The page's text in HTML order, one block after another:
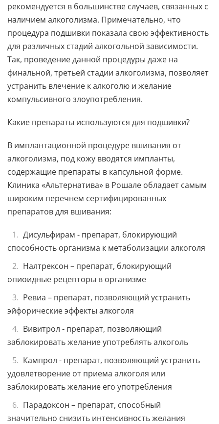
рекомендуется в большинстве случаев, связанных с
наличием алкоголизма. Примечательно, что
процедура подшивки показала свою эффективность
для различных стадий алкогольной зависимости.
Так, проведение данной процедуры даже на
финальной, третьей стадии алкоголизма, позволяет
устранить влечение к алкоголю и желание
компульсивного злоупотребления.
Какие препараты используются для подшивки?
В имплантационной процедуре вшивания от
алкоголизма, под кожу вводятся импланты,
содержащие препараты в капсульной форме.
Клиника «Альтернатива» в Рошале обладает самым
широким перечнем сертифицированных
препаратов для вшивания:
Дисульфирам - препарат, блокирующий
способность организма к метаболизации алкоголя
Налтрексон – препарат, блокирующий
опиоидные рецепторы в организме
Ревиа – препарат, позволяющий устранить
эйфорические эффекты алкоголя
Вивитрол - препарат, позволяющий
заблокировать желание употреблять алкоголь
Кампрол - препарат, позволяющий устранить
удовлетворение от приема алкоголя или
заблокировать желание его употребления
Парадоксон – препарат, способный
значительно снизить интенсивность желания